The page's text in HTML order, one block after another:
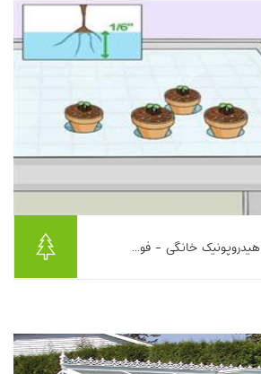
روش ساخت یک گلخانه هیدروپونیک خانگی و
بیشتر بخوانیم ...
خانگی - فو...